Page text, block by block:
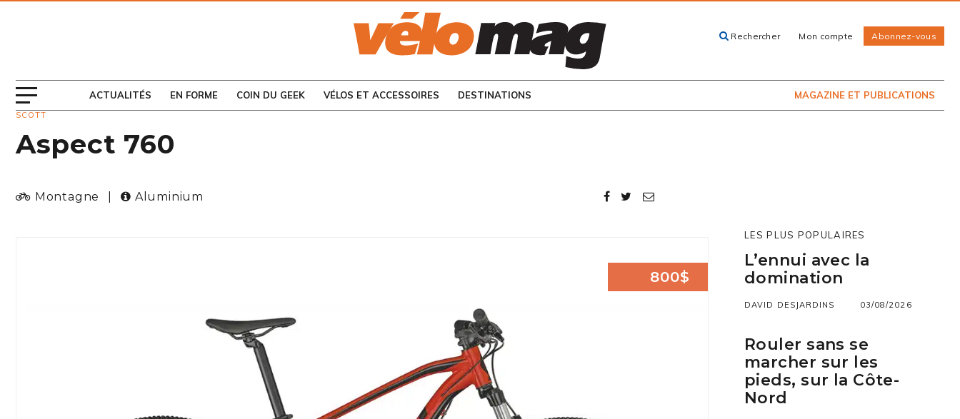
Rechercher Mon compte Abonnez-vous
ACTUALITÉS EN FORME COIN DU GEEK VÉLOS ET ACCESSOIRES DESTINATIONS MAGAZINE ET PUBLICATIONS
CONSULTEZ LES
EN KIOSQUE
SCOTT
Aspect 760
Montagne Aluminium
800$
LES PLUS POPULAIRES
L’ennui avec la
domination
DAVID DESJARDINS 03/08/2026
Rouler sans se
marcher sur les
pieds, sur la Côte-
Nord